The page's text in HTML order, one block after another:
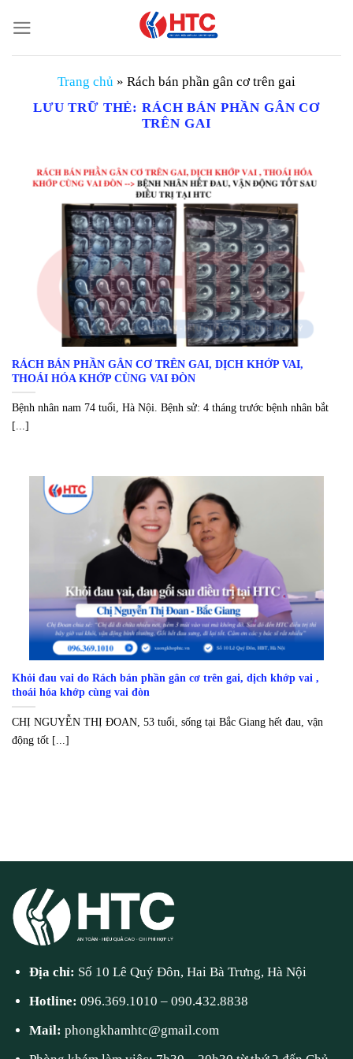
đến
nội
Trang chủ » Rách bán phần gân cơ trên gai
LƯU TRỮ THẺ:RÁCH BÁN PHẦN GÂN CƠ
TRÊN GAI
RÁCH BÁN PHẦN GÂN CƠ TRÊN GAI, DỊCH KHỚP VAI,
THOÁI HÓA KHỚP CÙNG VAI ĐÒN
Bệnh nhân nam 74 tuổi, Hà Nội. Bệnh sử: 4 tháng trước bệnh nhân bắt
[...]
Khỏi đau vai do Rách bán phần gân cơ trên gai, dịch khớp vai ,
thoái hóa khớp cùng vai đòn
CHỊ NGUYỄN THỊ ĐOAN, 53 tuổi, sống tại Bắc Giang hết đau, vận
động tốt [...]
Địa chỉ: Số 10 Lê Quý Đôn, Hai Bà Trưng, Hà Nội
Hotline:096.369.1010 –090.432.8838
Mail:phongkhamhtc@gmail.com